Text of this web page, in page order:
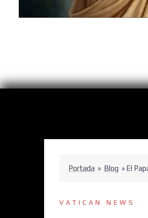
Portada » Blog » El
VATICAN NEWS